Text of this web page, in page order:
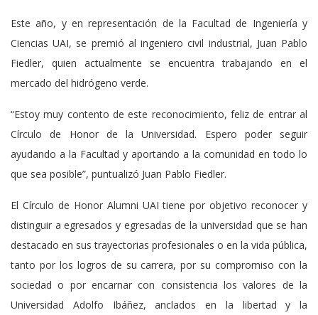
Este año, y en representación de la Facultad de Ingeniería y
Ciencias UAI, se premió al ingeniero civil industrial, Juan Pablo
Fiedler, quien actualmente se encuentra trabajando en el
mercado del hidrógeno verde.
“Estoy muy contento de este reconocimiento, feliz de entrar al
Círculo de Honor de la Universidad. Espero poder seguir
ayudando a la Facultad y aportando a la comunidad en todo lo
que sea posible”, puntualizó Juan Pablo Fiedler.
El Círculo de Honor Alumni UAI tiene por objetivo reconocer y
distinguir a egresados y egresadas de la universidad que se han
destacado en sus trayectorias profesionales o en la vida pública,
tanto por los logros de su carrera, por su compromiso con la
sociedad o por encarnar con consistencia los valores de la
Universidad Adolfo Ibáñez, anclados en la libertad y la